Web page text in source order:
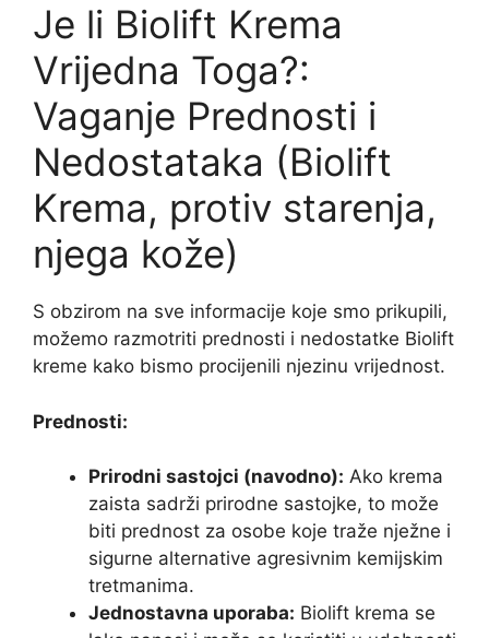
Je li Biolift Krema
Vrijedna Toga?:
Vaganje Prednosti i
Nedostataka (Biolift
Krema, protiv starenja,
njega kože)
S obzirom na sve informacije koje smo prikupili,
možemo razmotriti prednosti i nedostatke Biolift
kreme kako bismo procijenili njezinu vrijednost.
Prednosti:
Prirodni sastojci (navodno): Ako krema
zaista sadrži prirodne sastojke, to može
biti prednost za osobe koje traže nježne i
sigurne alternative agresivnim kemijskim
tretmanima.
Jednostavna uporaba: Biolift krema se